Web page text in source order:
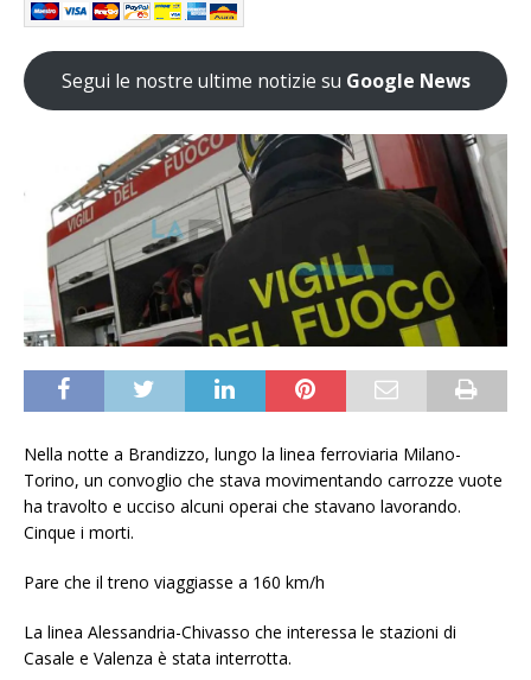
Segui le nostre ultime notizie su Google News
Nella notte a Brandizzo, lungo la linea ferroviaria Milano-
Torino, un convoglio che stava movimentando carrozze vuote
ha travolto e ucciso alcuni operai che stavano lavorando.
Cinque i morti.
Pare che il treno viaggiasse a 160 km/h
La linea Alessandria-Chivasso che interessa le stazioni di
Casale e Valenza è stata interrotta.